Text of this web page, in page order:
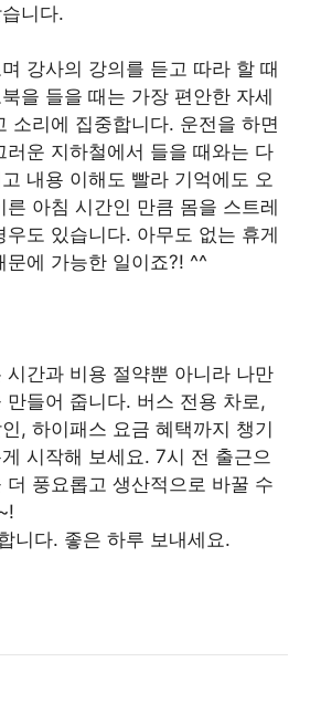
니다.
강사의 강의를 듣고 따라 할 때
을 들을 때는 가장 편안한 자세
소리에 집중합니다. 운전을 하면
러운 지하철에서 들을 때와는 다
내용 이해도 빨라 기억에도 오
른 아침 시간인 만큼 몸을 스트레
우도 있습니다. 아무도 없는 휴게
문에 가능한 일이죠?! ^^
시간과 비용 절약뿐 아니라 나만
만들어 줍니다. 버스 전용 차로,
, 하이패스 요금 혜택까지 챙기
시작해 보세요. 7시 전 출근으
더 풍요롭고 생산적으로 바꿀 수
니다. 좋은 하루 보내세요.